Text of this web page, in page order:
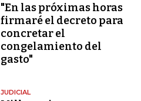
"En las próximas horas
firmaré el decreto para
concretar el
congelamiento del
gasto"
JUDICIAL